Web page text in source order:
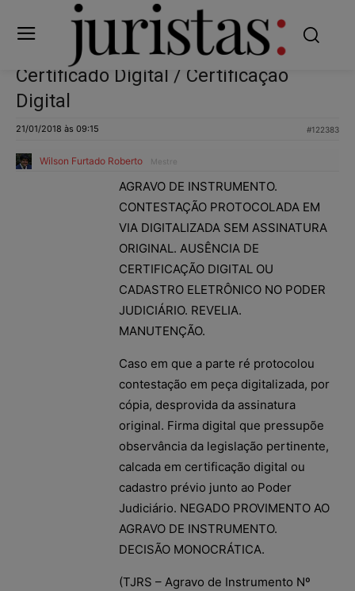
Certificado Digital / Certificação
Digital
21/01/2018 às 09:15 #122383
Wilson Furtado Roberto Mestre
AGRAVO DE INSTRUMENTO.
CONTESTAÇÃO PROTOCOLADA EM
VIA DIGITALIZADA SEM ASSINATURA
ORIGINAL. AUSÊNCIA DE
CERTIFICAÇÃO DIGITAL OU
CADASTRO ELETRÔNICO NO PODER
JUDICIÁRIO. REVELIA.
MANUTENÇÃO.
Caso em que a parte ré protocolou
contestação em peça digitalizada, por
cópia, desprovida da assinatura
original. Firma digital que pressupõe
observância da legislação pertinente,
calcada em certificação digital ou
cadastro prévio junto ao Poder
Judiciário. NEGADO PROVIMENTO AO
AGRAVO DE INSTRUMENTO.
DECISÃO MONOCRÁTICA.
(TJRS – Agravo de Instrumento Nº